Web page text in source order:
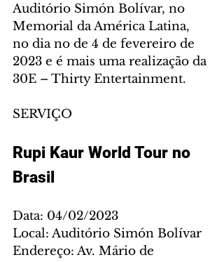
Auditório Simón Bolívar, no
Memorial da América Latina,
no dia no de 4 de fevereiro de
2023 e é mais uma realização da
30E – Thirty Entertainment.
SERVIÇO
Rupi Kaur World Tour no
Brasil
Data: 04/02/2023
Local: Auditório Simón Bolívar
Endereço: Av. Mário de